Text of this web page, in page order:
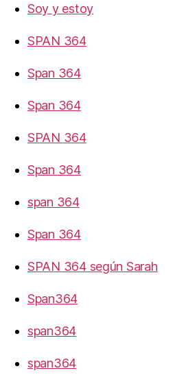
Soy y estoy
SPAN 364
Span 364
Span 364
SPAN 364
Span 364
span 364
Span 364
SPAN 364 según Sarah
Span364
span364
span364